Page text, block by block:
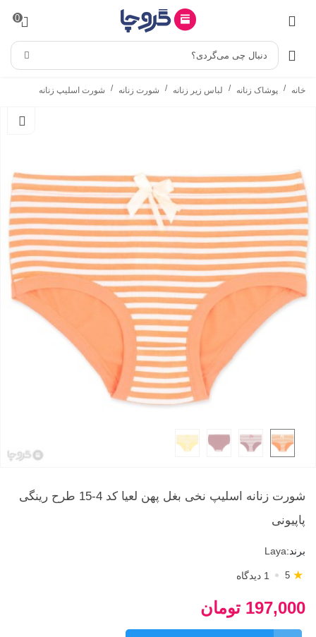
0
دنبال چی می‌گردی؟
خانه / پوشاک زنانه / لباس زیر زنانه / شورت زنانه / شورت اسلیپ زنانه
شورت زنانه اسلیپ نخی بغل پهن لعیا کد 4-15 طرح رینگی
پاپیونی
برند:Laya
5 ★ 1 دیدگاه
197,000 تومان